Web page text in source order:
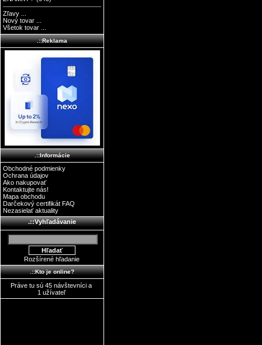
Zľavy ...
Nový tovar ...
Všetok tovar ...
.::Reklama
.::Informácie
Obchodné podmienky
Ochrana údajov
Ako nakupovať
Kontaktujte nás!
Mapa obchodu
Darčekový certifikát FAQ
Nezasielať aktuality
.::Vyhľadávanie
Rozšírené hľadanie
.::Kto je online?
Práve tu sú 45 návštevníci a
1 užívateľ